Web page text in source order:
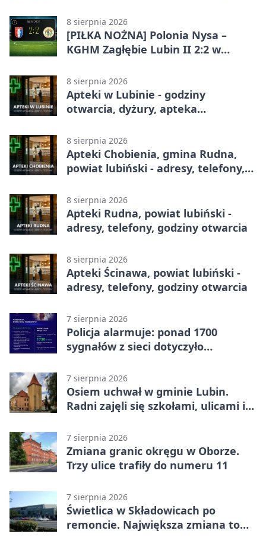
8 sierpnia 2026
[PIŁKA NOŻNA] Polonia Nysa –
KGHM Zagłębie Lubin II 2:2 w
8 sierpnia 2026
Apteki w Lubinie - godziny
otwarcia, dyżury, apteka
8 sierpnia 2026
Apteki Chobienia, gmina Rudna,
powiat lubiński - adresy, telefony,
8 sierpnia 2026
Apteki Rudna, powiat lubiński -
adresy, telefony, godziny otwarcia
8 sierpnia 2026
Apteki Ścinawa, powiat lubiński -
adresy, telefony, godziny otwarcia
7 sierpnia 2026
Policja alarmuje: ponad 1700
sygnałów z sieci dotyczyło
7 sierpnia 2026
Osiem uchwał w gminie Lubin.
Radni zajęli się szkołami, ulicami i
7 sierpnia 2026
Zmiana granic okręgu w Oborze.
Trzy ulice trafiły do numeru 11
7 sierpnia 2026
Świetlica w Składowicach po
remoncie. Największa zmiana to